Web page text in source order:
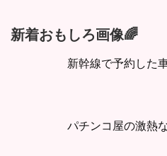
新着おもしろ画像🌈
新幹線で予約した
パチンコ屋の激熱